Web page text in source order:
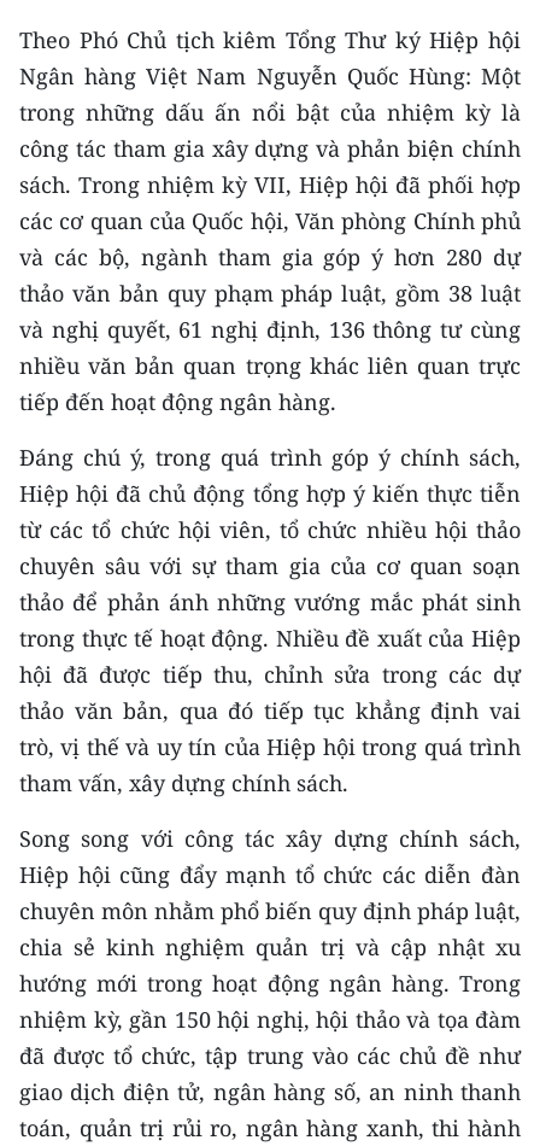
Chuyên trang TP. Hồ Chí Minh
CHUYÊN ĐỀ
CÁC CHUYÊN TRANG
VỀ BÁO NHÂN DÂN
THỜI NAY
NHÂN DÂN CUỐI TUẦN
MUA BÁO
ĐỌC BÁO IN
中文
FRANÇAIS
РУССКИЙ
ESPAÑOL
한국어
Theo Phó Chủ tịch kiêm Tổng Thư ký Hiệp hội
Ngân hàng Việt Nam Nguyễn Quốc Hùng: Một
trong những dấu ấn nổi bật của nhiệm kỳ là
công tác tham gia xây dựng và phản biện chính
sách. Trong nhiệm kỳ VII, Hiệp hội đã phối hợp
các cơ quan của Quốc hội, Văn phòng Chính phủ
và các bộ, ngành tham gia góp ý hơn 280 dự
thảo văn bản quy phạm pháp luật, gồm 38 luật
và nghị quyết, 61 nghị định, 136 thông tư cùng
nhiều văn bản quan trọng khác liên quan trực
tiếp đến hoạt động ngân hàng.
Đáng chú ý, trong quá trình góp ý chính sách,
Hiệp hội đã chủ động tổng hợp ý kiến thực tiễn
từ các tổ chức hội viên, tổ chức nhiều hội thảo
chuyên sâu với sự tham gia của cơ quan soạn
thảo để phản ánh những vướng mắc phát sinh
trong thực tế hoạt động. Nhiều đề xuất của Hiệp
hội đã được tiếp thu, chỉnh sửa trong các dự
thảo văn bản, qua đó tiếp tục khẳng định vai
trò, vị thế và uy tín của Hiệp hội trong quá trình
tham vấn, xây dựng chính sách.
Song song với công tác xây dựng chính sách,
Hiệp hội cũng đẩy mạnh tổ chức các diễn đàn
chuyên môn nhằm phổ biến quy định pháp luật,
chia sẻ kinh nghiệm quản trị và cập nhật xu
hướng mới trong hoạt động ngân hàng. Trong
nhiệm kỳ, gần 150 hội nghị, hội thảo và tọa đàm
đã được tổ chức, tập trung vào các chủ đề như
giao dịch điện tử, ngân hàng số, an ninh thanh
toán, quản trị rủi ro, ngân hàng xanh, thi hành